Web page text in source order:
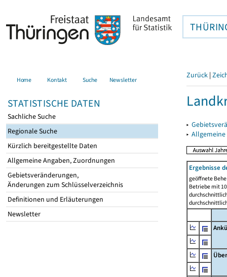
Home Kontakt Suche Newsletter
STATISTISCHE DATEN
Sachliche Suche
Regionale Suche
Kürzlich bereitgestellte Daten
Allgemeine Angaben, Zuordnungen
Gebietsveränderungen,
Änderungen zum Schlüsselverzeichnis
Definitionen und Erläuterungen
Newsletter
Zurück |
▸
▸
Ergebnisse
geöffnete
Betriebe mit